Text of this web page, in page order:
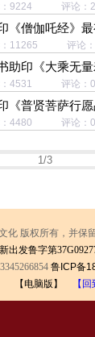
9224 评论：2
《僧伽吒经》
11265 评论：
助印《大乘无
4531 评论：0
《普贤菩萨行愿
4480 评论：0
化 版权所有，并保
出发鲁字第
鲁ICP备
【电脑版】
【